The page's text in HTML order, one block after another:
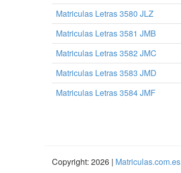
Matriculas Letras 3580 JLZ
Matriculas Letras 3581 JMB
Matriculas Letras 3582 JMC
Matriculas Letras 3583 JMD
Matriculas Letras 3584 JMF
Copyright: 2026 | Matriculas.com.es